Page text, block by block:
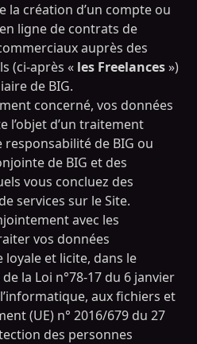
la création d’un compte ou
ligne de contrats de
auprès des
(ci-après « les Freelances»)
de BIG.
concerné, vos données
l’objet d’un traitement
de BIG ou
de BIG et des
vous concluez des
services sur le Site.
avec les
vos données
et licite, dans le
la Loi n°78-17 du 6 janvier
aux fichiers et
(UE) n° 2016/679 du 27
des personnes